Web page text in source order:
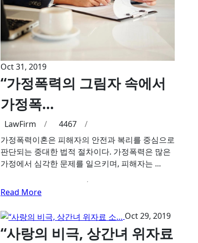
Oct 31, 2019
“가정폭력의 그림자 속에서
가정폭…
LawFirm / 4467
/
가정폭력이혼은 피해자의 안전과 복리를 중심으로
판단되는 중대한 법적 절차이다. 가정폭력은 많은
가정에서 심각한 문제를 일으키며, 피해자는 ...
Read More
Oct 29, 2019
“사랑의 비극, 상간녀 위자료